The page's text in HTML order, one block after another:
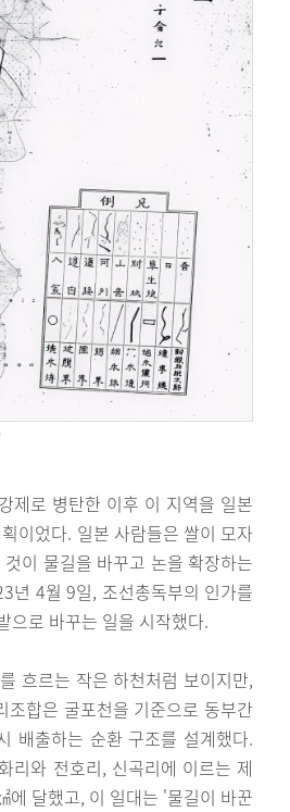
제로 병탄한 이후 이 지역을 일본
이었다. 일본 사람들은 쌀이 모자
이 물길을 바꾸고 논을 확장하는
년 4월 9일, 조선총독부의 인가를
으로 바꾸는 일을 시작했다.
흐르는 작은 하천처럼 보이지만,
합은 굴포천을 기준으로 동부간
배출하는 순환 구조를 설계했다.
리와 전호리, 신곡리에 이르는 제
달했고, 이 일대는 '물길이 바꾼